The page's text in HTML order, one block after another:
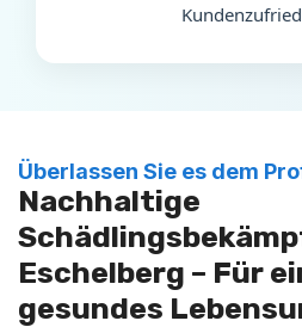
Überlassen Sie es dem
Nachhaltige
Eschelberg – Für
gesundes